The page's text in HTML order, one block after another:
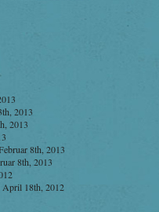
2013
2013
8th, 2013
8th, 2013
April 18th, 2012